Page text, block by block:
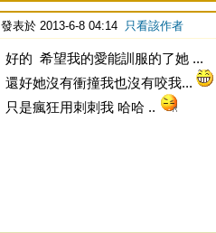
發表於 2013-6-8 04:14 只看該作者
好的 希望我的愛能訓服的了她 ...
還好她沒有衝撞我也沒有咬我...
只是瘋狂用刺刺我 哈哈 ..